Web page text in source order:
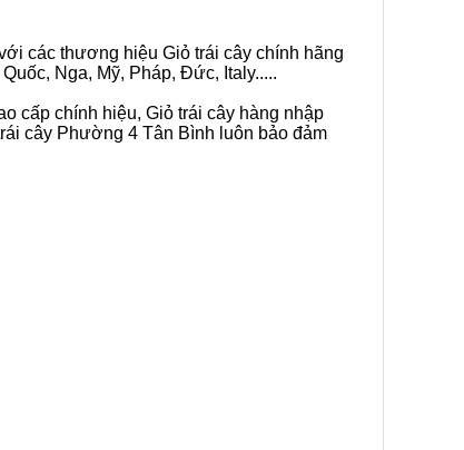
các thương hiệu Giỏ trái cây chính hãng
Nga, Mỹ, Pháp, Đức, Italy.....
cấp chính hiệu, Giỏ trái cây hàng nhập
cây Phường 4 Tân Bình luôn bảo đảm